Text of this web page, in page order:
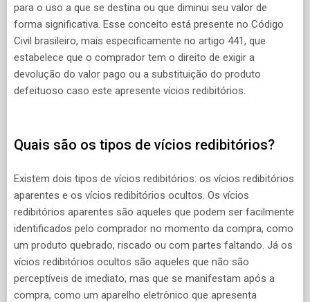
para o uso a que se destina ou que diminui seu valor de
forma significativa. Esse conceito está presente no Código
Civil brasileiro, mais especificamente no artigo 441, que
estabelece que o comprador tem o direito de exigir a
devolução do valor pago ou a substituição do produto
defeituoso caso este apresente vícios redibitórios.
Quais são os tipos de vícios redibitórios?
Existem dois tipos de vícios redibitórios: os vícios redibitórios
aparentes e os vícios redibitórios ocultos. Os vícios
redibitórios aparentes são aqueles que podem ser facilmente
identificados pelo comprador no momento da compra, como
um produto quebrado, riscado ou com partes faltando. Já os
vícios redibitórios ocultos são aqueles que não são
perceptíveis de imediato, mas que se manifestam após a
compra, como um aparelho eletrônico que apresenta